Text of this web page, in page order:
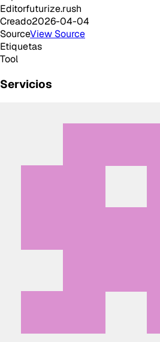
Editorfuturize.rush
Creado2026-04-04
SourceView Source
Etiquetas
Tool
Servicios